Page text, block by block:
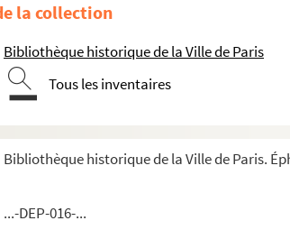
la collection
Bibliothèque historique de la Ville de Paris
Tous les inventaires
Bibliothèque historique de la Ville de Paris.
...-DEP-016-...
A la Belle bouquetière
J. Bonnet, puis A. Lelong Senior, A la Providence
Cardamone